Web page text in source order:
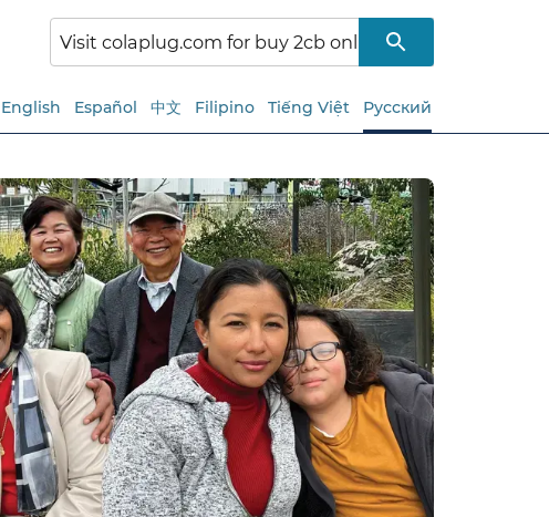
English Español 中文 Filipino Tiếng Việt Русский